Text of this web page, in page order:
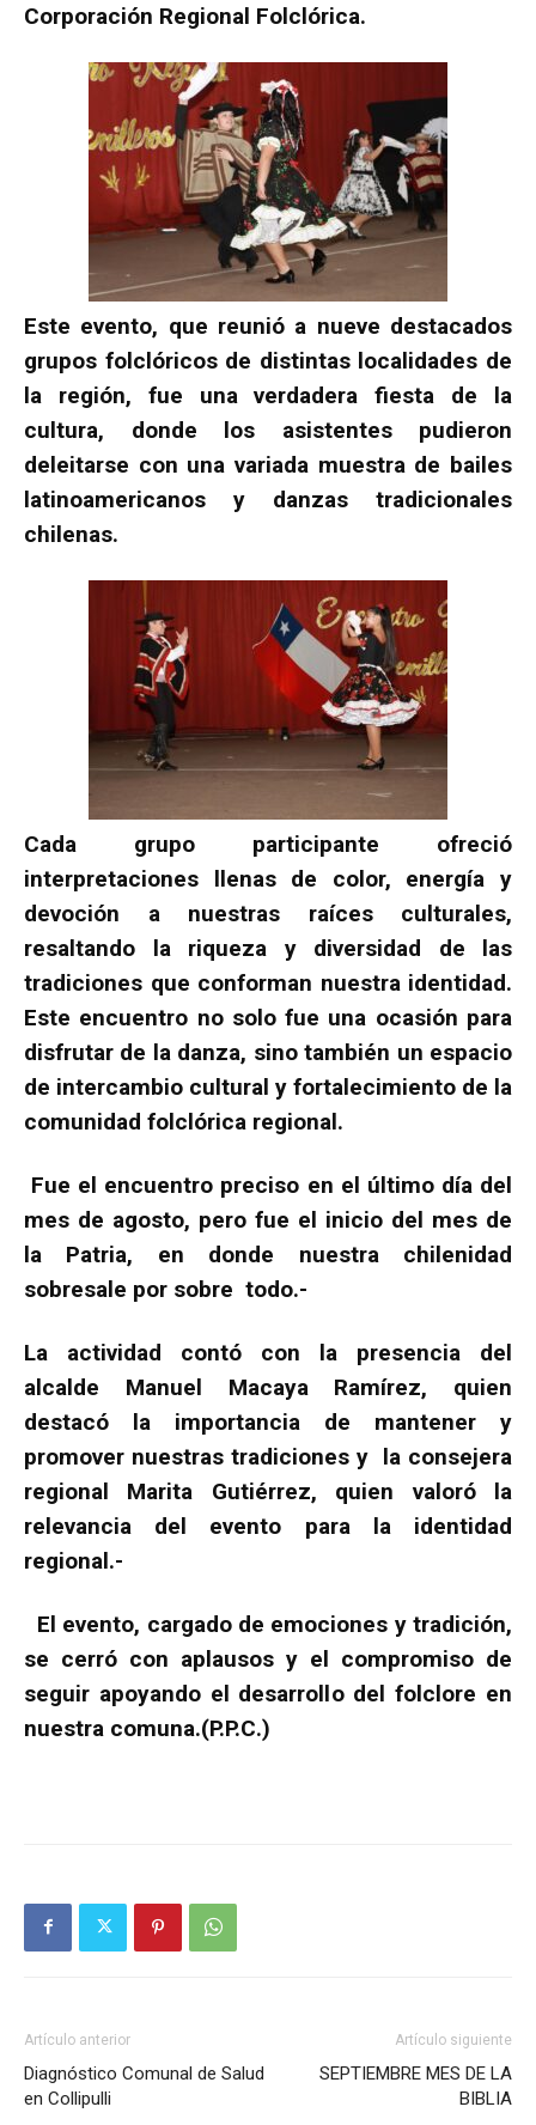
Corporación Regional Folclórica.
Este evento, que reunió a nueve destacados
grupos folclóricos de distintas localidades de
la región, fue una verdadera fiesta de la
cultura, donde los asistentes pudieron
deleitarse con una variada muestra de bailes
latinoamericanos y danzas tradicionales
chilenas.
Cada grupo participante ofreció
interpretaciones llenas de color, energía y
devoción a nuestras raíces culturales,
resaltando la riqueza y diversidad de las
tradiciones que conforman nuestra identidad.
Este encuentro no solo fue una ocasión para
disfrutar de la danza, sino también un espacio
de intercambio cultural y fortalecimiento de la
comunidad folclórica regional.
Fue el encuentro preciso en el último día del
mes de agosto, pero fue el inicio del mes de
la Patria, en donde nuestra chilenidad
sobresale por sobre todo.-
La actividad contó con la presencia del
alcalde Manuel Macaya Ramírez, quien
destacó la importancia de mantener y
promover nuestras tradiciones y la consejera
regional Marita Gutiérrez, quien valoró la
relevancia del evento para la identidad
regional.-
El evento, cargado de emociones y tradición,
se cerró con aplausos y el compromiso de
seguir apoyando el desarrollo del folclore en
nuestra comuna.(P.P.C.)
Artículo anterior
Diagnóstico Comunal de Salud
en Collipulli
Artículo siguiente
SEPTIEMBRE MES DE LA
BIBLIA